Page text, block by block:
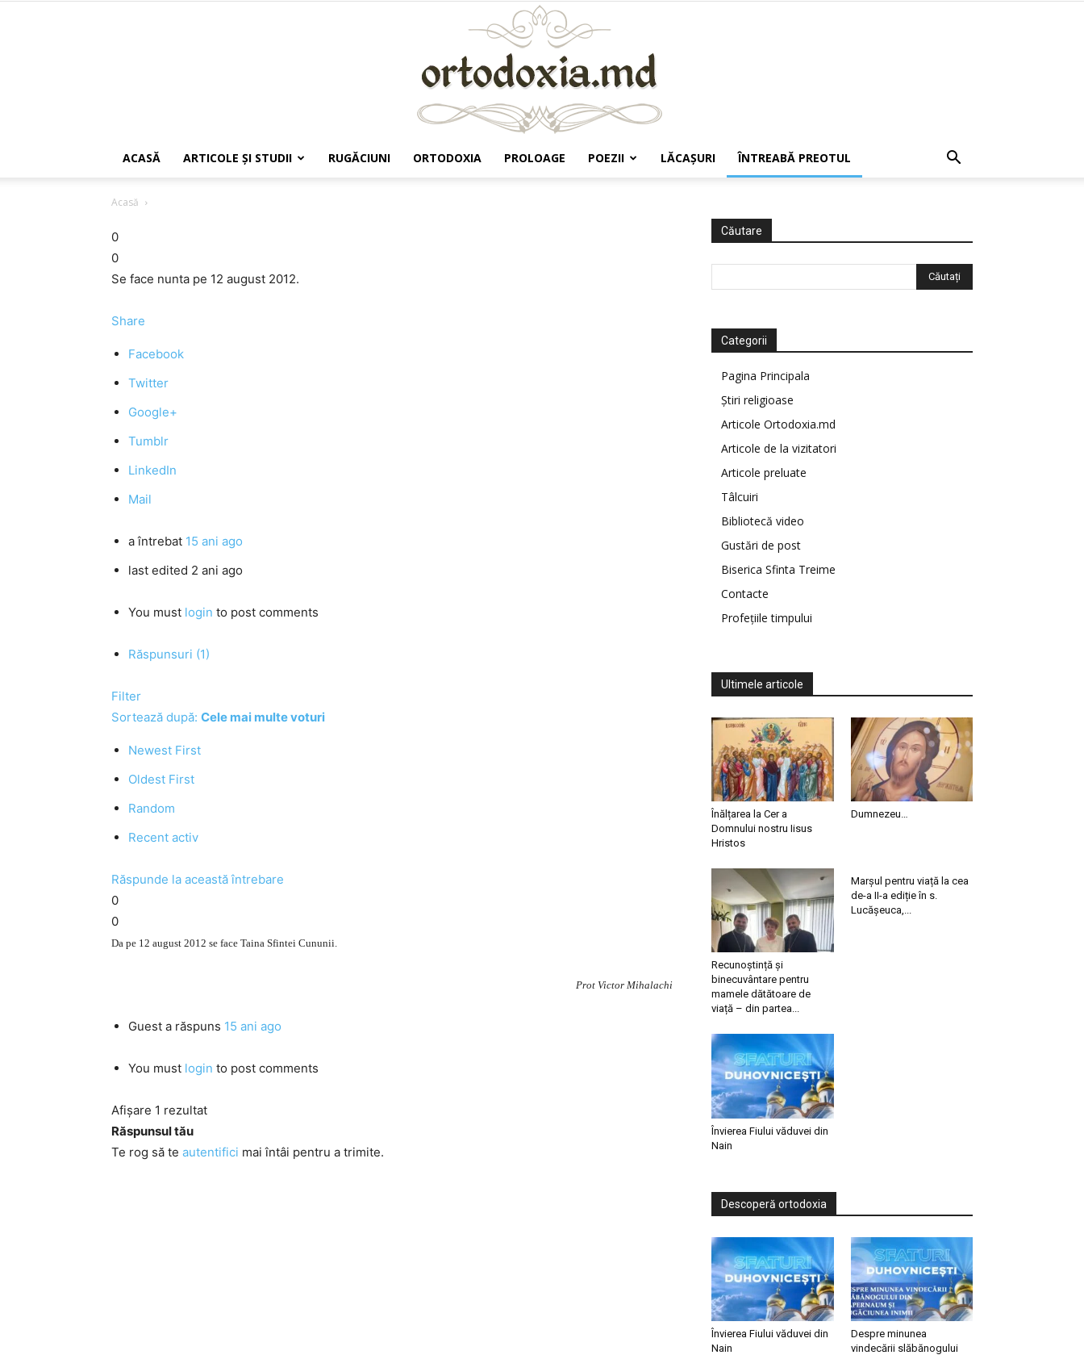
ACASĂ ARTICOLE ŞI STUDII RUGĂCIUNI ORTODOXIA PROLOAGE POEZII LĂCAŞURI ÎNTREABĂ PREOTUL
Acasă
0
0
Se face nunta pe 12 august 2012.
Share
Facebook
Twitter
Google+
Tumblr
LinkedIn
Mail
a întrebat 15 ani ago
last edited 2 ani ago
You must login to post comments
Răspunsuri (1)
Filter
Sortează după: Cele mai multe voturi
Newest First
Oldest First
Random
Recent activ
Răspunde la această întrebare
0
0
Da pe 12 august 2012 se face Taina Sfintei Cununii.
Prot Victor Mihalachi
Guest a răspuns 15 ani ago
You must login to post comments
Afișare 1 rezultat
Răspunsul tău
Te rog să te autentifici mai întâi pentru a trimite.
Căutare
Categorii
Pagina Principala
Știri religioase
Articole Ortodoxia.md
Articole de la vizitatori
Articole preluate
Tâlcuiri
Bibliotecă video
Gustări de post
Biserica Sfinta Treime
Contacte
Profețiile timpului
Ultimele articole
Înălțarea la Cer a
Domnului nostru Iisus
Hristos
Dumnezeu…
Recunoștință și
binecuvântare pentru
mamele dătătoare de
viață – din partea...
Marșul pentru viață la cea
de-a II-a ediție în s.
Lucășeuca,...
Învierea Fiului văduvei din
Nain
Descoperă ortodoxia
Învierea Fiului văduvei din
Nain
Despre minunea
vindecării slăbănogului